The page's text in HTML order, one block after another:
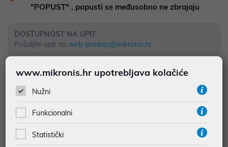
"POPUST" , popusti se međusobno ne zbrajaju
DOSTUPNOST NA UPIT
Pošaljite upit na web-prodaja@mikronis.hr
Dodaj u favorite
www.mikronis.hr upotrebljava kolačiće
Nužni
Funkcionalni
Statistički